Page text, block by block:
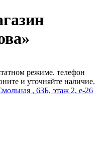
режиме. телефон
и уточняйте наличие.
, 63Б, этаж 2, е-26